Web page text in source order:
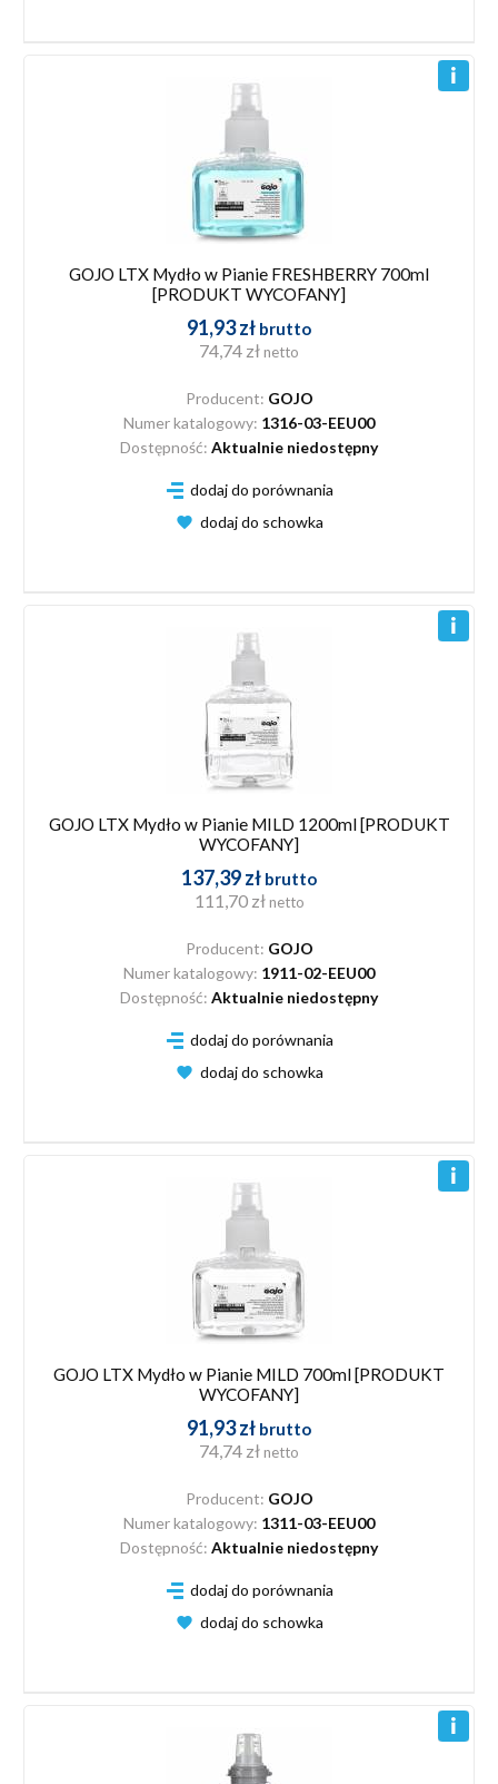
GOJO LTX Mydło w Pianie FRESHBERRY 700ml
[PRODUKT WYCOFANY]
91,93 zł brutto
74,74 zł netto
Producent: GOJO
Numer katalogowy: 1316-03-EEU00
Dostępność: Aktualnie niedostępny
dodaj do porównania
dodaj do schowka
GOJO LTX Mydło w Pianie MILD 1200ml [PRODUKT
WYCOFANY]
137,39 zł brutto
111,70 zł netto
Producent: GOJO
Numer katalogowy: 1911-02-EEU00
Dostępność: Aktualnie niedostępny
dodaj do porównania
dodaj do schowka
GOJO LTX Mydło w Pianie MILD 700ml [PRODUKT
WYCOFANY]
91,93 zł brutto
74,74 zł netto
Producent: GOJO
Numer katalogowy: 1311-03-EEU00
Dostępność: Aktualnie niedostępny
dodaj do porównania
dodaj do schowka